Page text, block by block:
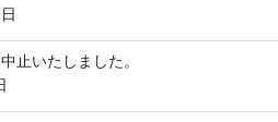
止いたしました。